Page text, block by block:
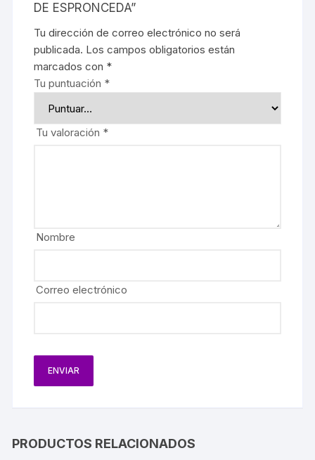
DE ESPRONCEDA”
Tu dirección de correo electrónico no será
publicada. Los campos obligatorios están
marcados con *
Tu puntuación *
Tu valoración *
Nombre
Correo electrónico
PRODUCTOS RELACIONADOS